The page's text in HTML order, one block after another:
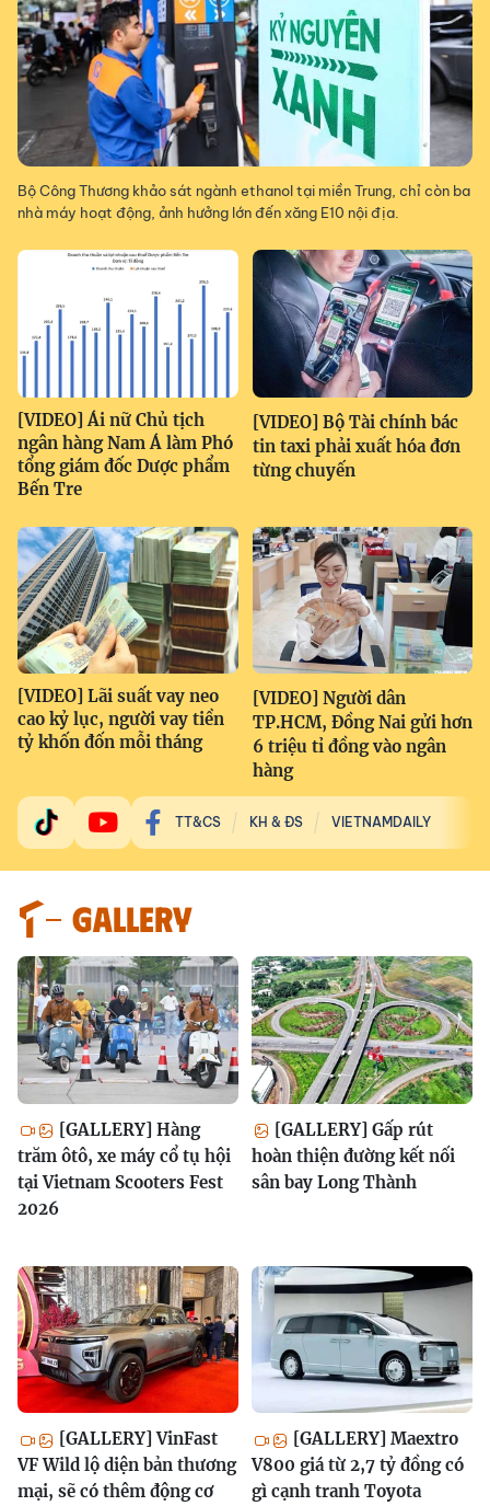
Bộ Công Thương khảo sát ngành ethanol tại miền Trung, chỉ còn ba
nhà máy hoạt động, ảnh hưởng lớn đến xăng E10 nội địa.
[VIDEO] Ái nữ Chủ tịch
ngân hàng Nam Á làm Phó
tổng giám đốc Dược phẩm
Bến Tre
[VIDEO] Bộ Tài chính bác
tin taxi phải xuất hóa đơn
từng chuyến
[VIDEO] Lãi suất vay neo
cao kỷ lục, người vay tiền
tỷ khốn đốn mỗi tháng
[VIDEO] Người dân
TP.HCM, Đồng Nai gửi hơn
6 triệu tỉ đồng vào ngân
hàng
TT&CS KH & ĐS VIETNAMDAILY
GALLERY
[GALLERY] Hàng
trăm ôtô, xe máy cổ tụ hội
tại Vietnam Scooters Fest
2026
[GALLERY] Gấp rút
hoàn thiện đường kết nối
sân bay Long Thành
[GALLERY] VinFast
VF Wild lộ diện bản thương
mại, sẽ có thêm động cơ
[GALLERY] Maextro
V800 giá từ 2,7 tỷ đồng có
gì cạnh tranh Toyota